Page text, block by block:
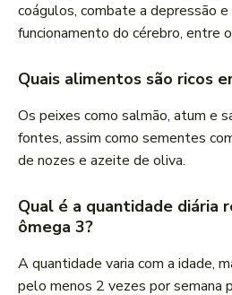
coágulos, combate a depressão
funcionamento do cérebro, entre
Quais alimentos são ricos
Os peixes como salmão, atum e
fontes, assim como sementes
de nozes e azeite de oliva.
Qual é a quantidade diária
ômega 3?
A quantidade varia com a idade,
pelo menos 2 vezes por semana